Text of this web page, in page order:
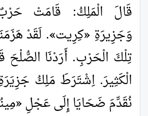
قَالَ الْمَلِكُ: قَامَتْ
وَجَزِيرَةِ «كِرِيت». لَقَدْ
تِلْكَ الْحَرْبِ. أَرَدْنَا
الْكَثِيرَ. اِشْتَرَطَ مَلِكُ
نُقَدِّمَ ضَحَايَا إِلَى عَجْلِ«